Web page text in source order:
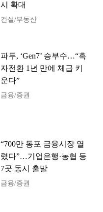
시 확대
건설/부동산
파두, ‘Gen7’ 승부수…“흑
자전환 1년 만에 체급 키
운다”
금융/증권
“700만 동포 금융시장 열
렸다”…기업은행·농협 등
7곳 동시 출발
금융/증권